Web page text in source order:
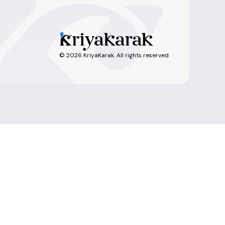
© 2026 KriyaKarak. All rights reserved